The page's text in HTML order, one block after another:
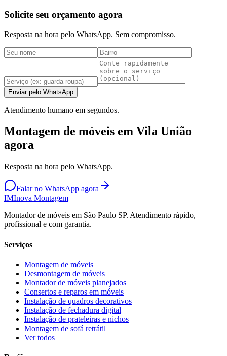
Solicite seu orçamento agora
Resposta na hora pelo WhatsApp. Sem compromisso.
Enviar pelo WhatsApp
Atendimento humano em segundos.
Montagem de móveis em Vila União
agora
Resposta na hora pelo WhatsApp.
Falar no WhatsApp agora
IMInova Montagem
Montador de móveis em São Paulo SP. Atendimento rápido,
profissional e com garantia.
Serviços
Montagem de móveis
Desmontagem de móveis
Montador de móveis planejados
Consertos e reparos em móveis
Instalação de quadros decorativos
Instalação de fechadura digital
Instalação de prateleiras e nichos
Montagem de sofá retrátil
Ver todos